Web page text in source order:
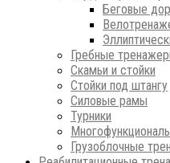
Беговые
Гребные
Скамьи и стойки
Стойки под штангу
Силовые рамы
Турники
Грузоблочные